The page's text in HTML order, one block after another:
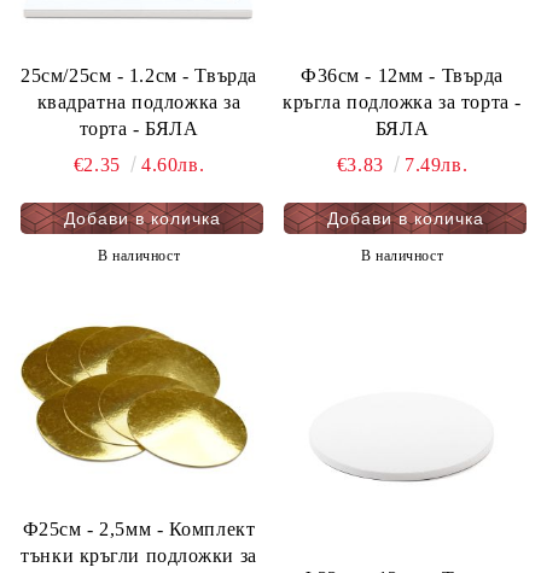
25см/25см - 1.2см - Твърда
квадратна подложка за
торта - БЯЛА
€2.35
4.60лв.
В наличност
Ф36см - 12мм - Твърда
кръгла подложка за торта -
БЯЛА
€3.83
7.49лв.
В наличност
Ф25см - 2,5мм - Комплект
тънки кръгли подложки за